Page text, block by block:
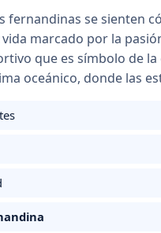
fernandinas se sienten
marcado por la
que es símbolo de
oceánico, donde las